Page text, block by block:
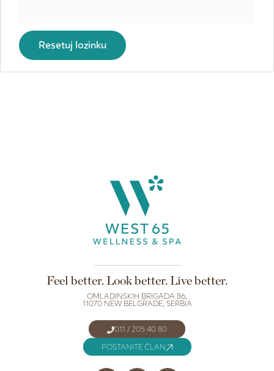
Resetuj lozinku
Feel better. Look better. Live better.
OMLADINSKIH BRIGADA 86,
11070 NEW BELGRADE, SERBIA
011 / 205 40 80
POSTANITE ČLAN